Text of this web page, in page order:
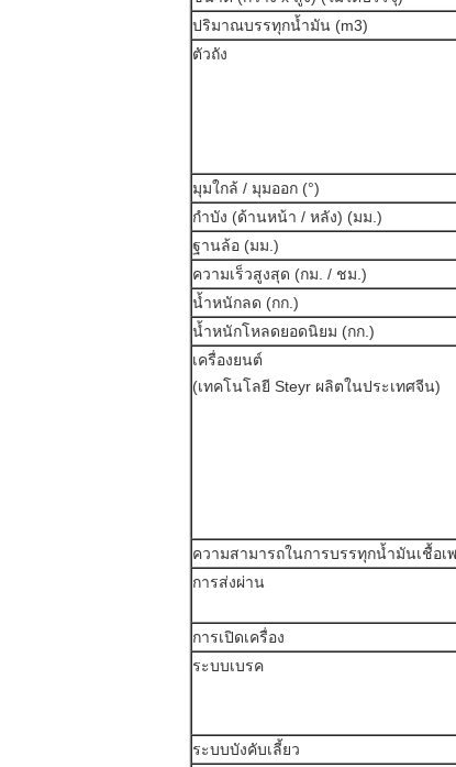
ปริมาณบรรทุกน้ำมัน (m3)
ตัวถัง
มุมใกล้ / มุมออก (°)
กำบัง (ด้านหน้า / หลัง) (มม.)
ฐานล้อ (มม.)
ความเร็วสูงสุด (กม. / ชม.)
น้ำหนักลด (กก.)
น้ำหนักโหลดยอดนิยม (กก.)
เครื่องยนต์
(เทคโนโลยี Steyr ผลิตในประเทศจีน)
ความสามารถในการบรรทุกน้ำมันเชื้อเ
การส่งผ่าน
การเปิดเครื่อง
ระบบเบรค
ระบบบังคับเลี้ยว